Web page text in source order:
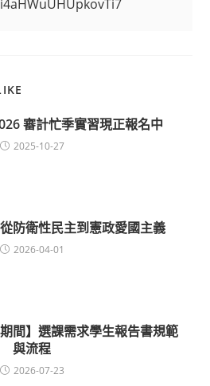
審計忙季實習現正報名中
2025-10-27
防衛性民主到憲政愛國主義
2026-04-01
間】選課需求學生報告書規範
與流程
2026-07-23